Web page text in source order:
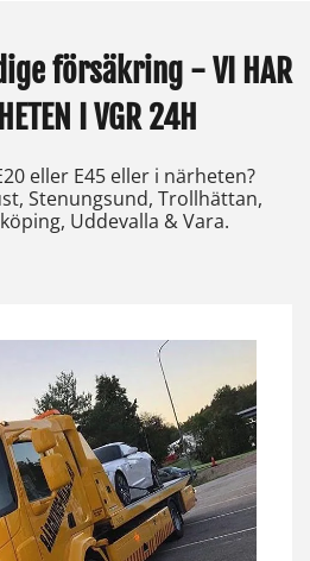
försäkring - VI HAR
I VGR 24H
eller E45 eller i närheten?
Stenungsund, Trollhättan,
Uddevalla & Vara.